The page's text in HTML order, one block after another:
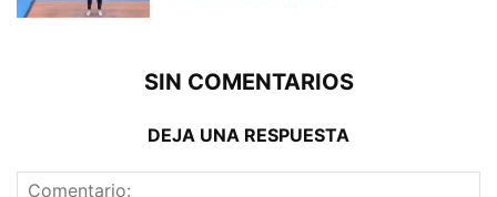
SIN COMENTARIOS
DEJA UNA RESPUESTA